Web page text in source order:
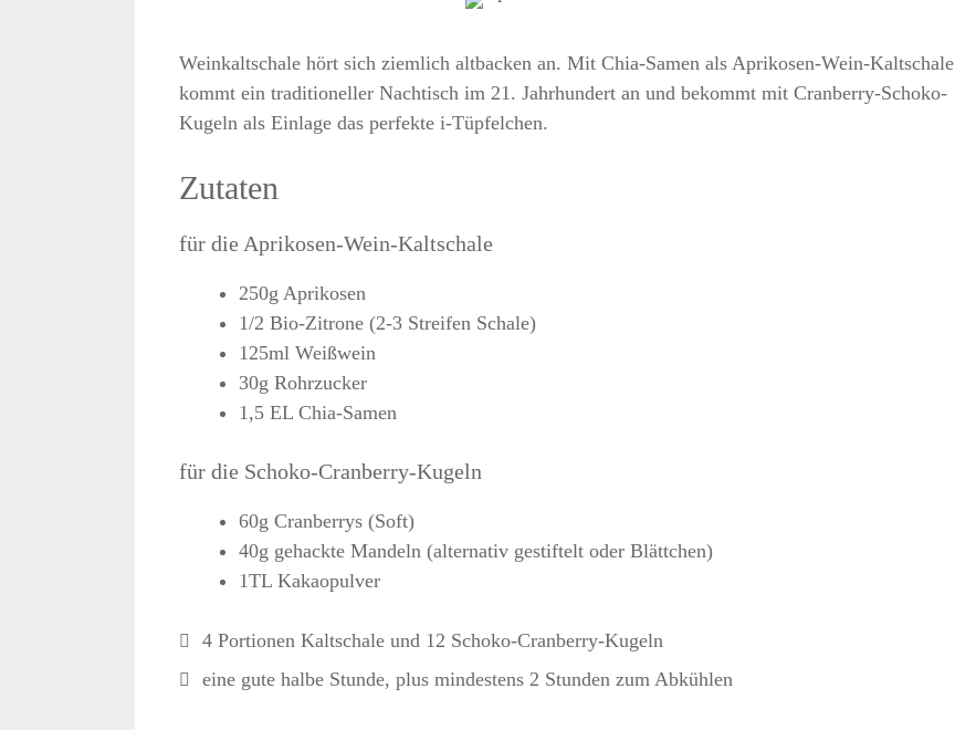
Weinkaltschale hört sich ziemlich altbacken an. Mit Chia-Samen als Aprikosen-Wein-Kaltschale
kommt ein traditioneller Nachtisch im 21. Jahrhundert an und bekommt mit Cranberry-Schoko-
Kugeln als Einlage das perfekte i-Tüpfelchen.
Zutaten
für die Aprikosen-Wein-Kaltschale
250g Aprikosen
1/2 Bio-Zitrone (2-3 Streifen Schale)
125ml Weißwein
30g Rohrzucker
1,5 EL Chia-Samen
für die Schoko-Cranberry-Kugeln
60g Cranberrys (Soft)
40g gehackte Mandeln (alternativ gestiftelt oder Blättchen)
1TL Kakaopulver
4 Portionen Kaltschale und 12 Schoko-Cranberry-Kugeln
eine gute halbe Stunde, plus mindestens 2 Stunden zum Abkühlen